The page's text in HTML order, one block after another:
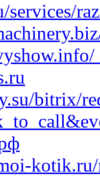
services/
bitrix/
kotik.ru/